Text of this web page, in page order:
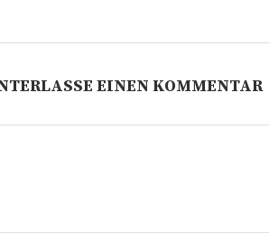
EINEN KOMMENTAR